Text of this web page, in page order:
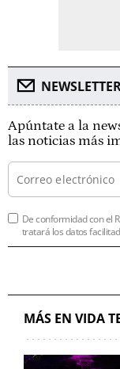
Apúntate a la
las noticias más
De conformidad con el
tratará los datos
MÁS EN VIDA